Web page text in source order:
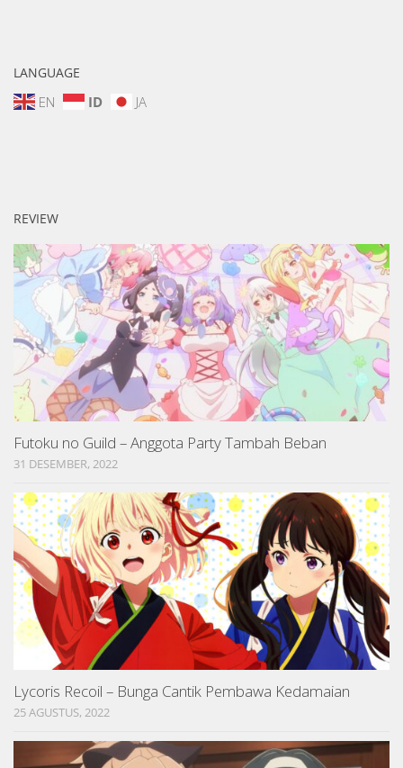
LANGUAGE
EN ID JA
REVIEW
Futoku no Guild – Anggota Party Tambah Beban
31 DESEMBER, 2022
Lycoris Recoil – Bunga Cantik Pembawa Kedamaian
25 AGUSTUS, 2022